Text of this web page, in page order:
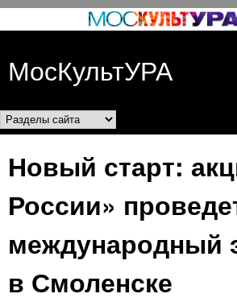
Перейти к
МосКультУРА
Разделы сайта
Новый старт:
России»
международный
в Смоленске